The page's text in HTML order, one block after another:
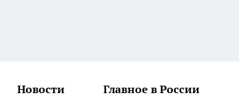
Новости Главное в России